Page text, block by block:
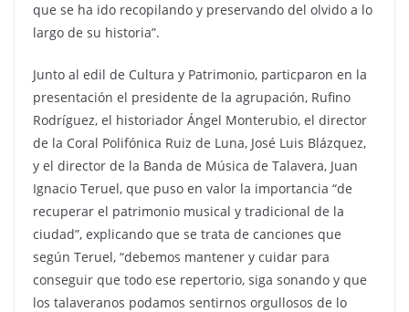
que se ha ido recopilando y preservando del olvido a lo
largo de su historia”.
Junto al edil de Cultura y Patrimonio, particparon en la
presentación el presidente de la agrupación, Rufino
Rodríguez, el historiador Ángel Monterubio, el director
de la Coral Polifónica Ruiz de Luna, José Luis Blázquez,
y el director de la Banda de Música de Talavera, Juan
Ignacio Teruel, que puso en valor la importancia “de
recuperar el patrimonio musical y tradicional de la
ciudad”, explicando que se trata de canciones que
según Teruel, “debemos mantener y cuidar para
conseguir que todo ese repertorio, siga sonando y que
los talaveranos podamos sentirnos orgullosos de lo